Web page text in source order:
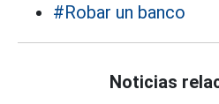
#Robar un banco
Noticias